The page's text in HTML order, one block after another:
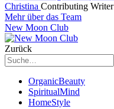
Christina Contributing Writer
Mehr über das Team
New Moon Club
Zurück
OrganicBeauty
SpiritualMind
HomeStyle